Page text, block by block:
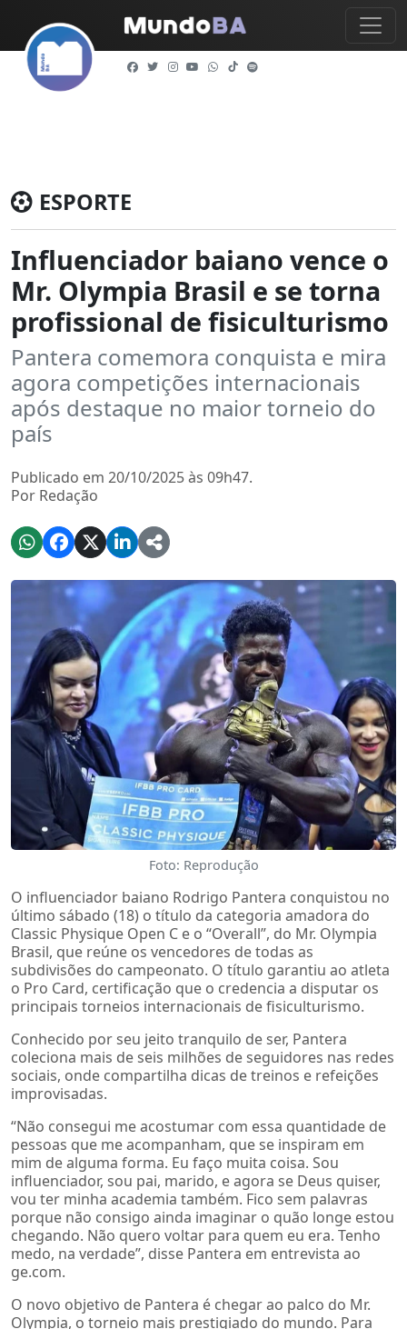
ESPORTE
Influenciador baiano vence o
Mr. Olympia Brasil e se torna
profissional de fisiculturismo
Pantera comemora conquista e mira
agora competições internacionais
após destaque no maior torneio do
país
Publicado em 20/10/2025 às 09h47.
Por Redação
Foto: Reprodução
O influenciador baiano Rodrigo Pantera conquistou no
último sábado (18) o título da categoria amadora do
Classic Physique Open C e o “Overall”, do Mr. Olympia
Brasil, que reúne os vencedores de todas as
subdivisões do campeonato. O título garantiu ao atleta
o Pro Card, certificação que o credencia a disputar os
principais torneios internacionais de fisiculturismo.
Conhecido por seu jeito tranquilo de ser, Pantera
coleciona mais de seis milhões de seguidores nas redes
sociais, onde compartilha dicas de treinos e refeições
improvisadas.
“Não consegui me acostumar com essa quantidade de
pessoas que me acompanham, que se inspiram em
mim de alguma forma. Eu faço muita coisa. Sou
influenciador, sou pai, marido, e agora se Deus quiser,
vou ter minha academia também. Fico sem palavras
porque não consigo ainda imaginar o quão longe estou
chegando. Não quero voltar para quem eu era. Tenho
medo, na verdade”, disse Pantera em entrevista ao
ge.com.
O novo objetivo de Pantera é chegar ao palco do Mr.
Olympia, o torneio mais prestigiado do mundo. Para